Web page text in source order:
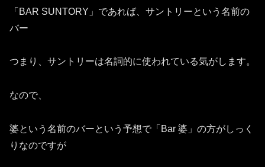
「BAR SUNTORY」であれば、サントリーという名前の
バー
つまり、サントリーは名詞的に使われている気がします。
なので、
婆という名前のバーという予想で「Bar 婆」の方がしっく
りなのですが